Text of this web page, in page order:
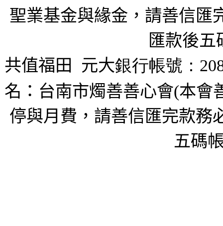
聖業基金與緣金，請善信匯
匯款後五
共值福田
元大銀行帳號：
名：台南市燭善善心會(本會
停與月費，請善信匯完款務
五碼